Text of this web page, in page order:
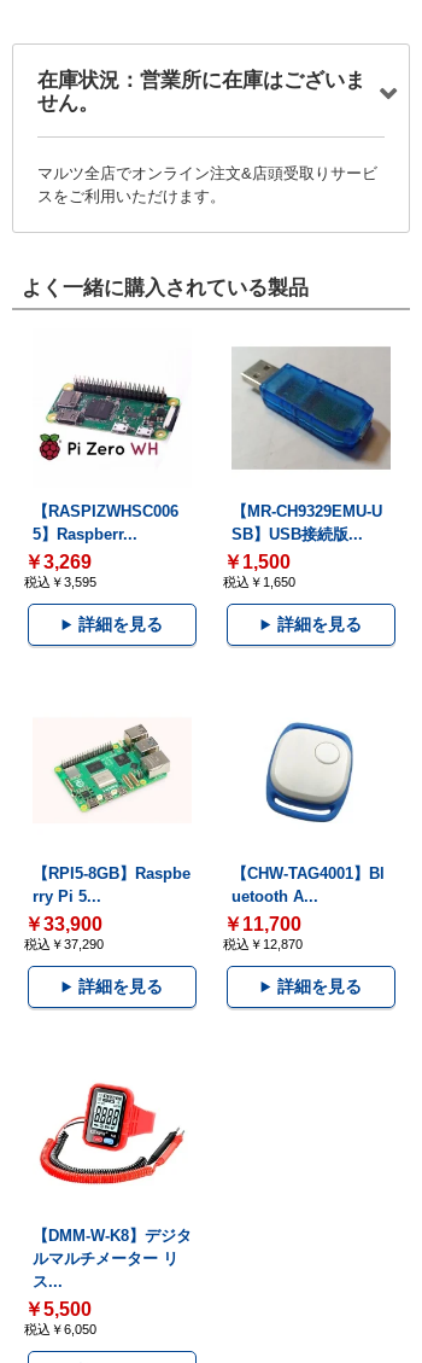
在庫状況：営業所に在庫はございま
せん。
マルツ全店でオンライン注文&店頭受取りサービ
スをご利用いただけます。
よく一緒に購入されている製品
【RASPIZWHSC006
5】Raspberr...
￥3,269
税込￥3,595
詳細を見る
【MR-CH9329EMU-U
SB】USB接続版...
￥1,500
税込￥1,650
詳細を見る
【RPI5-8GB】Raspbe
rry Pi 5...
￥33,900
税込￥37,290
詳細を見る
【CHW-TAG4001】Bl
uetooth A...
￥11,700
税込￥12,870
詳細を見る
【DMM-W-K8】デジタ
ルマルチメーター リ
ス...
￥5,500
税込￥6,050